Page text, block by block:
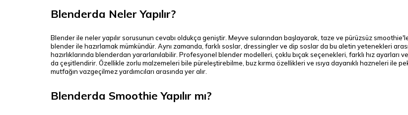
Blenderda Neler Yapılır?
Blender ile neler yapılır sorusunun cevabı oldukça geniştir. Meyve sularından başlayarak, taze ve pürüzsüz
blender ile hazırlamak mümkündür. Aynı zamanda, farklı soslar, dressingler ve dip soslar da bu aletin yetenekleri
hazırlıklarında blenderdan yararlanılabilir. Profesyonel blender modelleri, çoklu bıçak seçenekleri, farklı hız
da çeşitlendirir. Özellikle zorlu malzemeleri bile püreleştirebilme, buz kırma özellikleri ve ısıya dayanıklı hazneleri ile
mutfağın vazgeçilmez yardımcıları arasında yer alır.
Blenderda Smoothie Yapılır mı?